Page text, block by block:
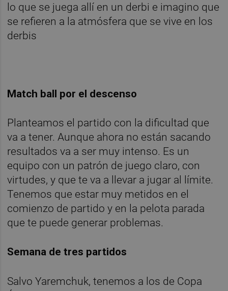
lo que se juega allí en un derbi e imagino que
se refieren a la atmósfera que se vive en los
derbis
Match ball por el descenso
Planteamos el partido con la dificultad que
va a tener. Aunque ahora no están sacando
resultados va a ser muy intenso. Es un
equipo con un patrón de juego claro, con
virtudes, y que te va a llevar a jugar al límite.
Tenemos que estar muy metidos en el
comienzo de partido y en la pelota parada
que te puede generar problemas.
Semana de tres partidos
Salvo Yaremchuk, tenemos a los de Copa